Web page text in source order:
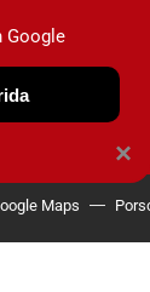
Maps
×
Google